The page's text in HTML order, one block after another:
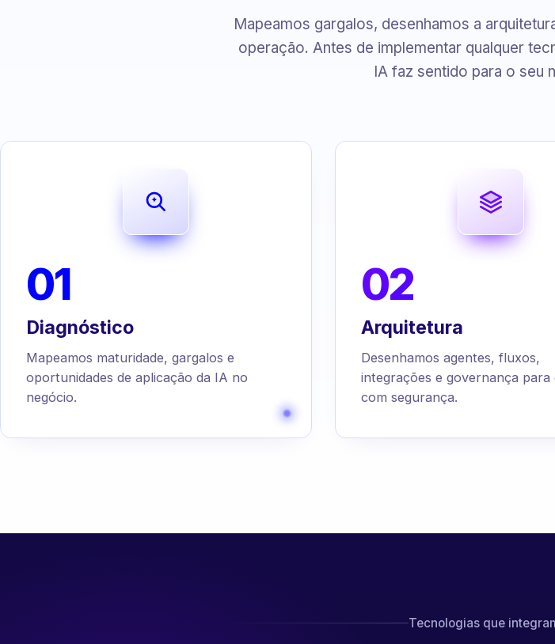
Mapeamos gargalos, desenhamos a
operação. Antes de implementar qualquer
IA faz sentido para o seu
01
Diagnóstico
Mapeamos maturidade, gargalos e
oportunidades de aplicação da IA no
negócio.
02
Arquitetura
Desenhamos agentes, fluxos,
integrações e governança para
com segurança.
Tecnologias que